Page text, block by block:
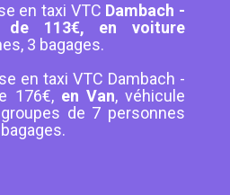
en taxi VTC Dambach -
de 113€, en voiture
3 bagages.
en taxi VTC Dambach -
176€, en Van, véhicule
de 7 personnes